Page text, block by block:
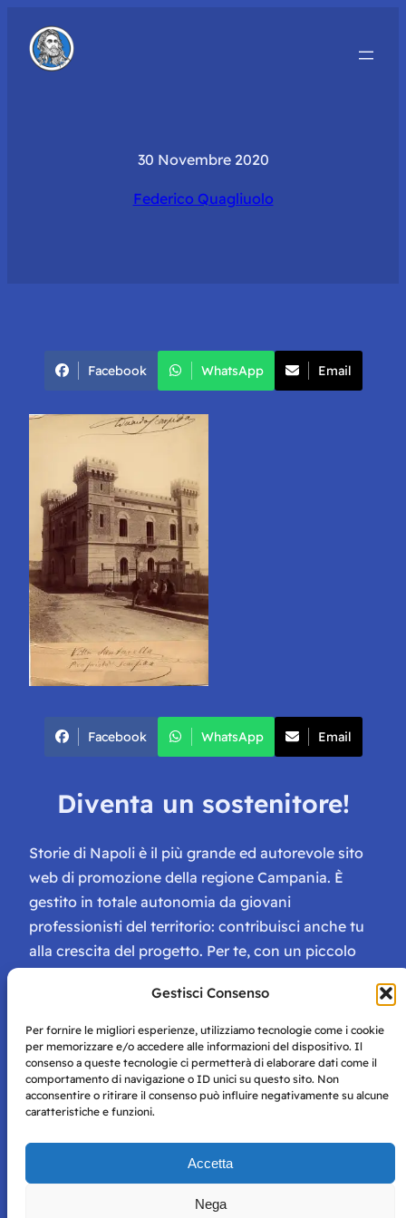
Gestisci Consenso
Per fornire le migliori esperienze, utilizziamo tecnologie come i cookie
per memorizzare e/o accedere alle informazioni del dispositivo. Il
consenso a queste tecnologie ci permetterà di elaborare dati come il
comportamento di navigazione o ID unici su questo sito. Non
acconsentire o ritirare il consenso può influire negativamente su alcune
caratteristiche e funzioni.
Accetta
Nega
30 Novembre 2020
Federico Quagliuolo
Facebook WhatsApp Email
Facebook WhatsApp Email
Diventa un sostenitore!
Storie di Napoli è il più grande ed autorevole sito
web di promozione della regione Campania. È
gestito in totale autonomia da giovani
professionisti del territorio: contribuisci anche tu
alla crescita del progetto. Per te, con un piccolo
tessera di Storie Campane, libri e magazine gratis
e inviti ad eventi esclusivi!
Storie di Napoli è una testata registrata presso il tribunale di
per mero scopo didattico e informativo.